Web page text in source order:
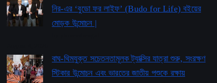
নির-এর ‘বুডো ফর লাইফ’ ​​(Budo for Life) বইয়ের
মোড়ক উন্মোচন |
বাঘ-থিমযুক্ত সচেতনতামূলক ট্যাক্সির যাত্রা শুরু, সংরক্ষণ
স্টিকার উন্মোচন এবং ভারতের জাতীয় পশুকে রক্ষায়